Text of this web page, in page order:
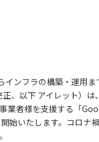
ンフラの構築・運用ま
、以下 アイレット）は
業者様を支援する「
始いたします。コロナ